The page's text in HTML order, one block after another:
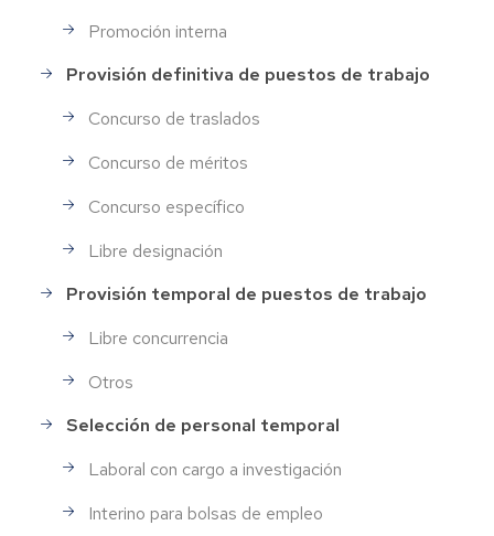
Promoción interna
Provisión definitiva de puestos de trabajo
Concurso de traslados
Concurso de méritos
Concurso específico
Libre designación
Provisión temporal de puestos de trabajo
Libre concurrencia
Otros
Selección de personal temporal
Laboral con cargo a investigación
Interino para bolsas de empleo